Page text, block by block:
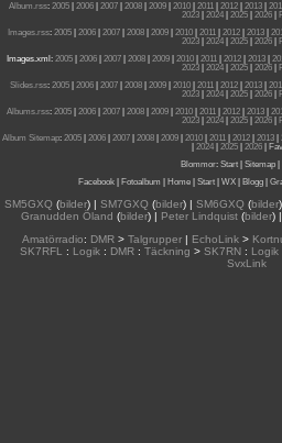
Album.rss: 2005 2006 2007 2008 2009 2010 2011 2012 2013
2023| 2024| 2025| 2026|
Images.rss: 2005| 2006| 2007| 2008| 2009| 2010| 2011| 2012| 2013|
2023| 2024| 2025| 2026|
Images.xml: 2005| 2006| 2007| 2008| 2009| 2010| 2011| 2012| 2013|
2023| 2024| 2025| 2026|
Slides.rss: 2005| 2006| 2007| 2008| 2009| 2010| 2011| 2012| 2013|
2023| 2024| 2025| 2026|
Albums.rss: 2005 2006 2007 2008 2009 2010 2011 2012 2013
2023| 2024| 2025| 2026|
Album Sitemap: 2005| 2006| 2007| 2008| 2009| 2010| 2011| 2012| 2013|
2024| 2025| 2026|
Blommor: Start Sitemap
Facebook| Fotoalbum Home| Start| WX| Blogg|
SM5GXQ(bilder) | SM7GXQ(bilder) | SM6GXQ(bilder
Granudden Öland (bilder) | Peter Lindquist (bilder) |
Amatörradio: DMR> Talgrupper| EchoLink>
SK7RFL
: Logik : DMR : Täckning > SK7RN : Logik
SvxLink